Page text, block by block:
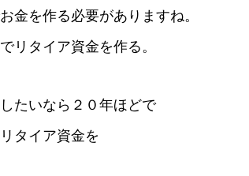
金を作る必要がありますね。
リタイア資金を作る。
たいなら２０年ほどで
タイア資金を